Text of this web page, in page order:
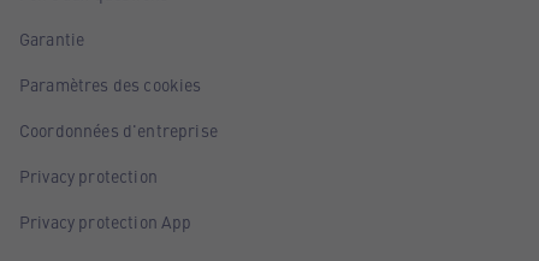
Garantie
Paramètres des cookies
Coordonnées d'entreprise
Privacy protection
Privacy protection App